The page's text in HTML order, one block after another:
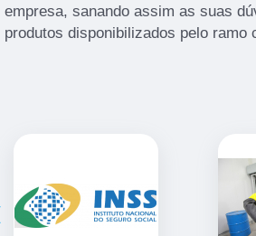
empresa, sanando assim as suas
produtos disponibilizados pelo ramo